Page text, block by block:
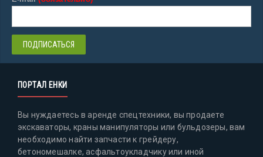
ПОРТАЛ ЕНКИ
Вы нуждаетесь в аренде спецтехники, вы продаете
экскаваторы, краны манипуляторы или бульдозеры, вам
необходимо найти запчасти к грейдеру,
бетономешалке, асфальтоукладчику или иной